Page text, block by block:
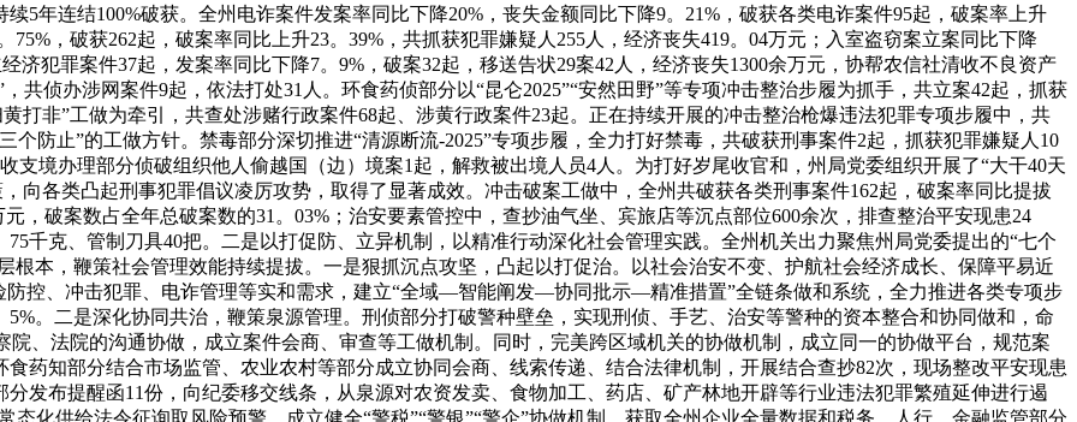
5年连结100%破获。全州电诈案件发案率同比下降20%，丧失金额同比下降9。21%，破获各类电诈案件95起，破案率上升
，破获262起，破案率同比上升23。39%，共抓获犯罪嫌疑人255人，经济丧失419。04万元；入室盗窃案立案同比下降
济犯罪案件37起，发案率同比下降7。9%，破案32起，移送告状29案42人，经济丧失1300余万元，协帮农信社清收不良资产
共侦办涉网案件9起，依法打处31人。环食药侦部分以“昆仑2025”“安然田野”等专项冲击整治步履为抓手，共立案42起，抓获
打非”工做为牵引，共查处涉赌行政案件68起、涉黄行政案件23起。正在持续开展的冲击整治枪爆违法犯罪专项步履中，共
个防止”的工做方针。禁毒部分深切推进“清源断流-2025”专项步履，全力打好禁毒，共破获刑事案件2起，抓获犯罪嫌疑人10
支境办理部分侦破组织他人偷越国（边）境案1起，解救被出境人员4人。为打好岁尾收官和，州局党委组织开展了“大干40天
向各类凸起刑事犯罪倡议凌厉攻势，取得了显著成效。冲击破案工做中，全州共破获各类刑事案件162起，破案率同比提拔
，破案数占全年总破案数的31。03%；治安要素管控中，查抄油气坐、宾旅店等沉点部位600余次，排查整治平安现患24
千克、管制刀具40把。二是以打促防、立异机制，以精准行动深化社会管理实践。全州机关出力聚焦州局党委提出的“七个
根本，鞭策社会管理效能持续提拔。一是狠抓沉点攻坚，凸起以打促治。以社会治安不变、护航社会经济成长、保障平易近
防控、冲击犯罪、电诈管理等实和需求，建立“全域—智能阐发—协同批示—精准措置”全链条做和系统，全力推进各类专项步
。二是深化协同共治，鞭策泉源管理。刑侦部分打破警种壁垒，实现刑侦、手艺、治安等警种的资本整合和协同做和，命
院、法院的沟通协做，成立案件会商、审查等工做机制。同时，完美跨区域机关的协做机制，成立同一的协做平台，规范案
药知部分结合市场监管、农业农村等部分成立协同会商、线索传递、结合法律机制，开展结合查抄82次，现场整改平安现患
发布提醒函11份，向纪委移交线条，从泉源对农资发卖、食物加工、药店、矿产林地开辟等行业违法犯罪繁殖延伸进行遏
态化供给法令征询取风险预警。成立健全“警税”“警银”“警企”协做机制，获取全州企业全量数据和税务、人行、金融监管部分